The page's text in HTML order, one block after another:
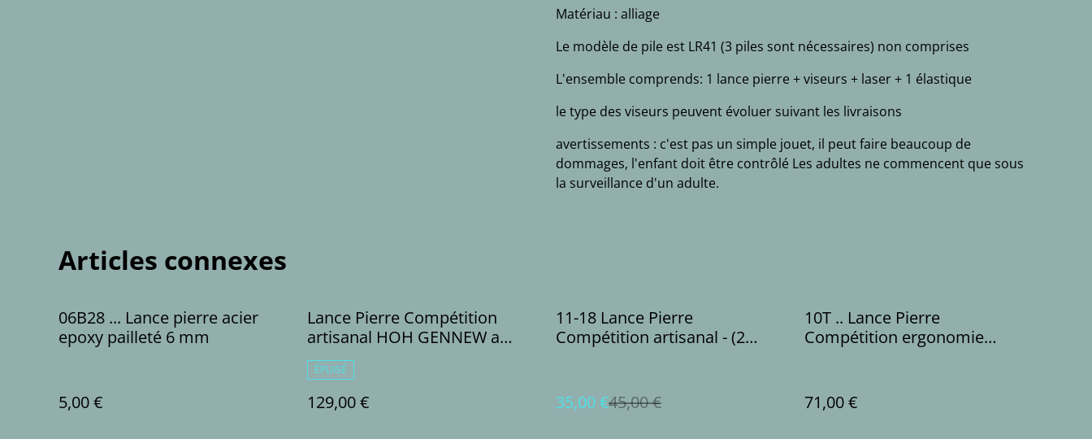
Matériau : alliage
Le modèle de pile est LR41 (3 piles sont nécessaires) non comprises
L'ensemble comprends: 1 lance pierre + viseurs + laser + 1 élastique
le type des viseurs peuvent évoluer suivant les livraisons
avertissements : c'est pas un simple jouet, il peut faire beaucoup de
dommages, l'enfant doit être contrôlé Les adultes ne commencent que sous
la surveillance d'un adulte.
Articles connexes
06B28 ... Lance pierre acier
epoxy pailleté 6 mm
5,00 €
Lance Pierre Compétition
artisanal HOH GENNEW a
pince - (2 bandes)
ÉPUISÉ
129,00 €
%
11-18 Lance Pierre
Compétition artisanal - (2
35,00 €45,00 €
10T .. Lance Pierre
Compétition ergonomie
71,00 €